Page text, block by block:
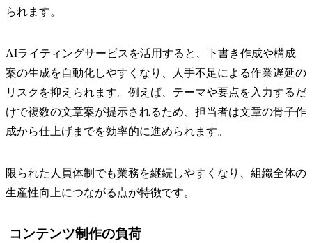
られます。
AIライティングサービスを活用すると、下書き作成や構成
案の生成を自動化しやすくなり、人手不足による作業遅延の
リスクを抑えられます。例えば、テーマや要点を入力するだ
けで複数の文章案が提示されるため、担当者は文章の骨子作
成から仕上げまでを効率的に進められます。
限られた人員体制でも業務を継続しやすくなり、組織全体の
生産性向上につながる点が特徴です。
コンテンツ制作の負荷